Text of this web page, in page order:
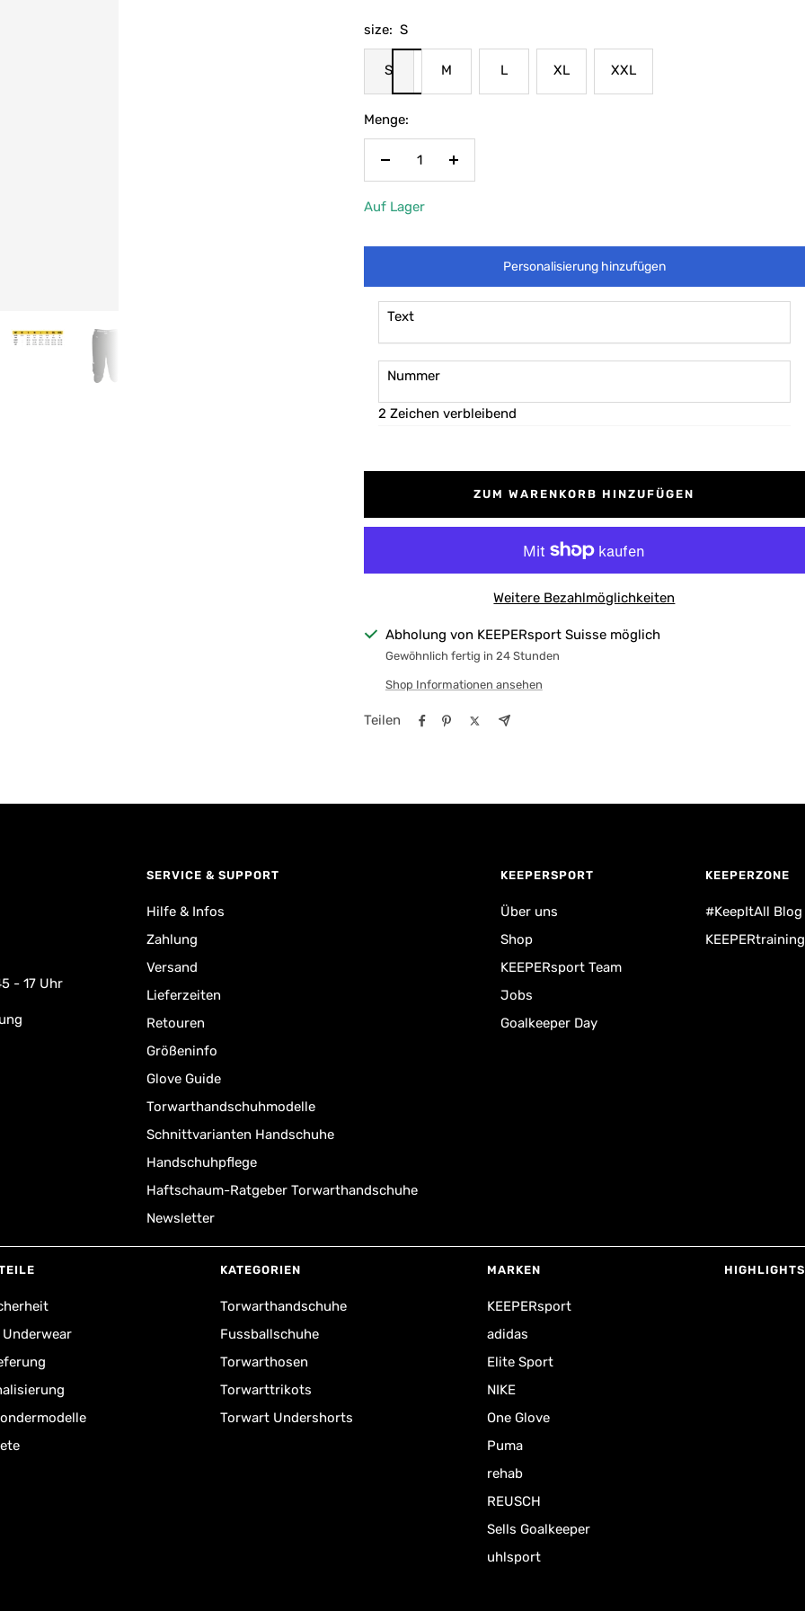
size: S
S M L XL XXL
Menge:
Menge
Menge
Auf Lager
Personalisierung hinzufügen
Text
Nummer
2 Zeichen verbleibend
ZUM WARENKORB HINZUFÜGEN
Weitere Bezahlmöglichkeiten
Abholung von KEEPERsport Suisse möglich
Gewöhnlich fertig in 24 Stunden
Shop Informationen ansehen
Teilen
- 17 Uhr
SERVICE & SUPPORT
Hilfe & Infos
Zahlung
Versand
Lieferzeiten
Retouren
Größeninfo
Glove Guide
Torwarthandschuhmodelle
Schnittvarianten Handschuhe
Handschuhpflege
Haftschaum-Ratgeber Torwarthandschuhe
Newsletter
KEEPERSPORT
Über uns
Shop
KEEPERsport Team
Jobs
Goalkeeper Day
KEEPERZONE
#KeepItAll Blog
KEEPERtraining
Underwear
KATEGORIEN
Torwarthandschuhe
Fussballschuhe
Torwarthosen
Torwarttrikots
Torwart Undershorts
MARKEN
KEEPERsport
adidas
Elite Sport
NIKE
One Glove
Puma
rehab
REUSCH
Sells Goalkeeper
uhlsport
HIGHLIGHTS